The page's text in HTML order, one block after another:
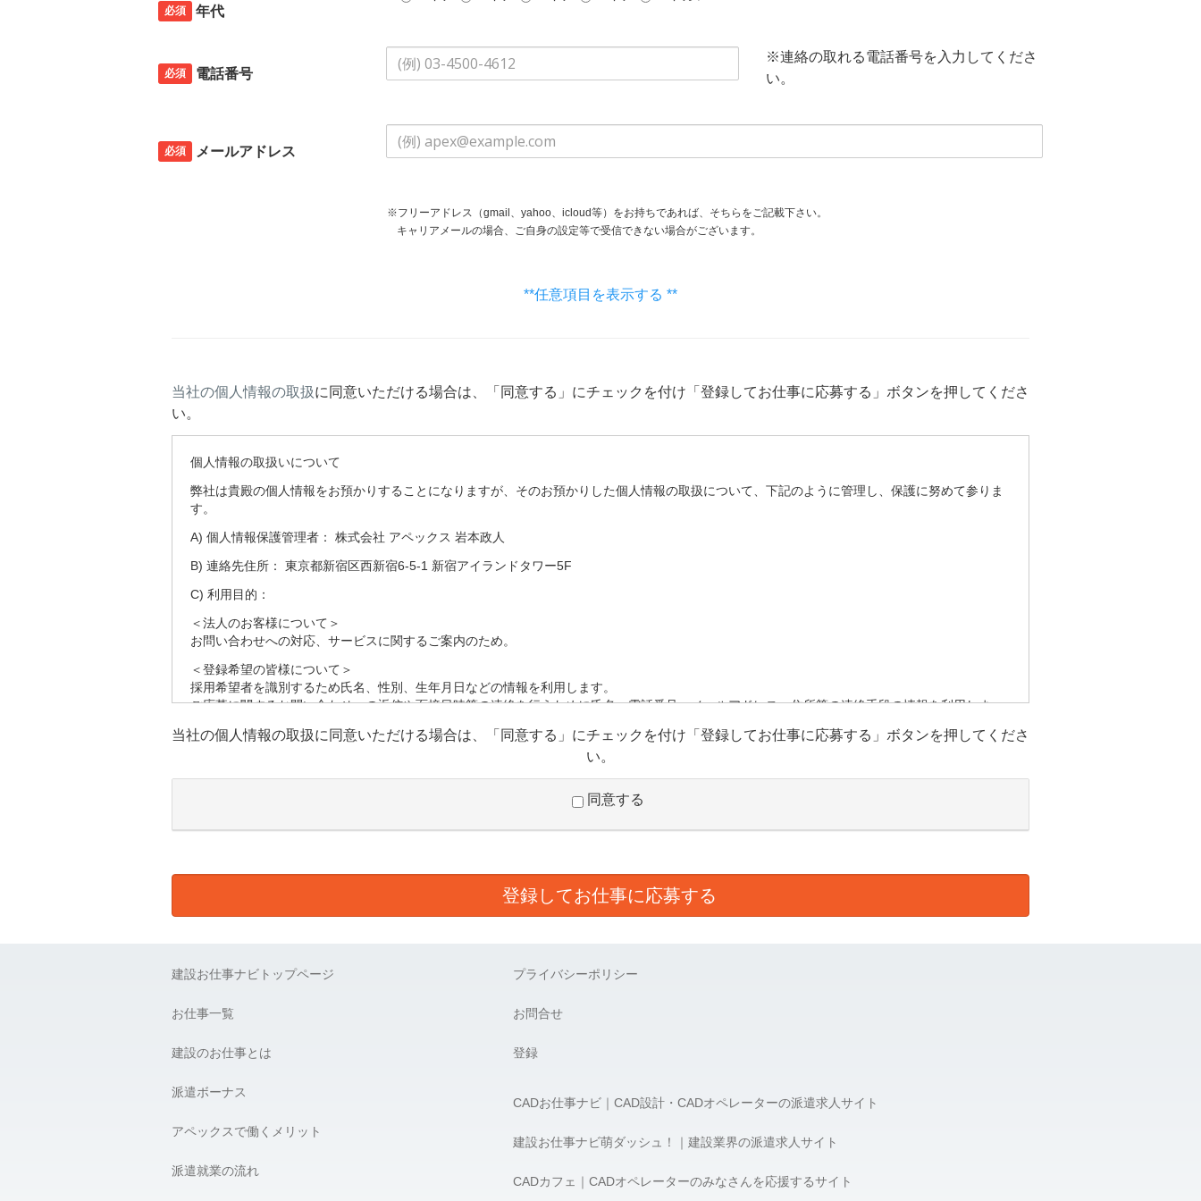
必須 年代
必須 電話番号
※連絡の取れる電話番号を入力してくださ
い。
必須 メールアドレス
※フリーアドレス（gmail、yahoo、icloud等）をお持ちであれば、そちらをご記載下さい。
キャリアメールの場合、ご自身の設定等で受信できない場合がございます。
**任意項目を表示する **
当社の個人情報の取扱に同意いただける場合は、「同意する」にチェックを付け「登録してお仕事に応募する」ボタンを押してくださ
い。
個人情報の取扱いについて
弊社は貴殿の個人情報をお預かりすることになりますが、そのお預かりした個人情報の取扱について、下記のように管理し、保護に努めて参りま
す。
A) 個人情報保護管理者： 株式会社 アペックス 岩本政人
B) 連絡先住所： 東京都新宿区西新宿6-5-1 新宿アイランドタワー5F
C) 利用目的：
＜法人のお客様について＞
お問い合わせへの対応、サービスに関するご案内のため。
＜登録希望の皆様について＞
採用希望者を識別するため氏名、性別、生年月日などの情報を利用します。
ご応募に関するお問い合わせへの返信や面接日時等の連絡を行うために氏名、電話番号、メールアドレス、住所等の連絡手段の情報を利用しま
採用の検討のため健康状態、職務経歴、スキルシート、資格等の情報を利用します。
弊社は法律で定められている場合を除いて、本人の個人情報を当該本人の同意を得ず第三者に提供することはありません。
E) 個人情報の取扱い業務の委託：
ります。この場合、個人情報を適切に取り扱っていると認められる委託先を選定し、契約等において個人情報の適正管理・機密保持などにより皆
様の個人情報の漏洩防止に必要な事項を取決め、適切な管理を実施させます。
F) 個人情報提供の任意性：
G) 個人情報の開示請求について：
貴殿には、貴殿の個人情報の利用目的の通知、開示、内容の訂正、追加又は削除、利用の停止、消去及び第三者への提供の停止、第三者提供記録
の開示を要求する権利があります。必要な場合には、下記の窓口まで連絡ください。
【個人情報問合せ窓口】
〒163-1305 東京都新宿区西新宿6-5-1 新宿アイランドタワー5F
Phone：03-4500-4612（平日9:00 〜 18:00） e-mail：privacy@apex-jp.com
個人情報問合せ窓口責任者 株式会社 アペックス 髙橋 宏
＿＿＿＿＿＿＿＿＿＿＿＿＿＿＿＿
当社の個人情報の取扱に同意いただける場合は、「同意する」にチェックを付け「登録してお仕事に応募する」ボタンを押してくださ
い。
同意する
建設お仕事ナビトップページ
お仕事一覧
建設のお仕事とは
派遣ボーナス
アペックスで働くメリット
派遣就業の流れ
プライバシーポリシー
お問合せ
登録
CADお仕事ナビ｜CAD設計・CADオペレーターの派遣求人サイト
建設お仕事ナビ萌ダッシュ！｜建設業界の派遣求人サイト
CADカフェ｜CADオペレーターのみなさんを応援するサイト